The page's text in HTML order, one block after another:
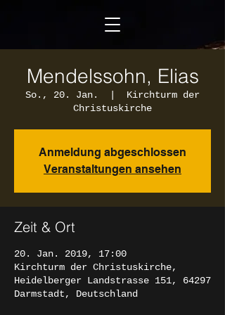
Mendelssohn, Elias
So., 20. Jan.
Kirchturm der
Christuskirche
Anmeldung abgeschlossen
Veranstaltungen ansehen
Zeit & Ort
20. Jan. 2019, 17:00
Kirchturm der Christuskirche,
Heidelberger Landstrasse 151, 64297
Darmstadt, Deutschland